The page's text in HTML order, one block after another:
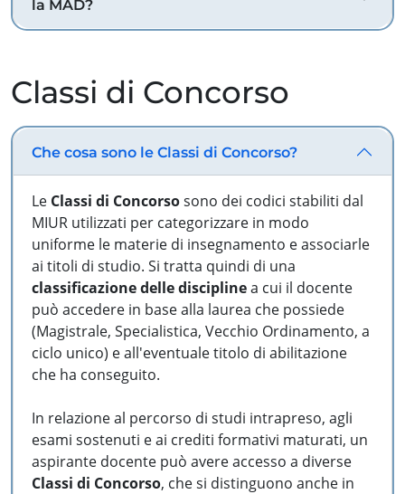
la MAD?
Classi di Concorso
Che cosa sono le Classi di Concorso?
Le Classi di Concorsosono dei codici stabiliti dal
MIUR utilizzati per categorizzare in modo
uniforme le materie di insegnamento e associarle
ai titoli di studio. Si tratta quindi di una
classificazione delle disciplinea cui il docente
può accedere in base alla laurea che possiede
(Magistrale, Specialistica, Vecchio Ordinamento, a
ciclo unico) e all'eventuale titolo di abilitazione
che ha conseguito.
In relazione al percorso di studi intrapreso, agli
esami sostenuti e ai crediti formativi maturati, un
aspirante docente può avere accesso a diverse
Classi di Concorso, che si distinguono anche in